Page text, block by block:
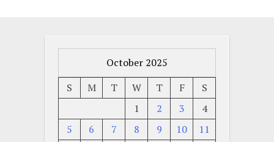
October 2025
S
M T W T F
S
1
2 3
4
5
6 7 8 9 10
11